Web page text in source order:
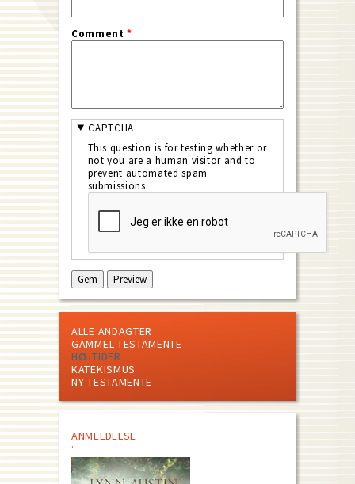
Comment*
CAPTCHA
This question is for testing whether or
not you are a human visitor and to
prevent automated spam
submissions.
ALLE ANDAGTER
GAMMEL TESTAMENTE
HØJTIDER
KATEKISMUS
NY TESTAMENTE
ANMELDELSE